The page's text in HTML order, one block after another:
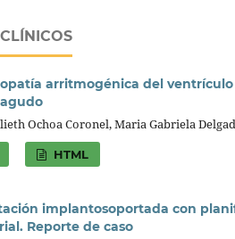
arritmogénica del
Ochoa Coronel, Maria Gabriela
HTML
implantosoportada con
Reporte de caso